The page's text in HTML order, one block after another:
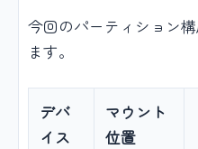
今回のパーティション
ます。
デバ
イス
マウント
位置